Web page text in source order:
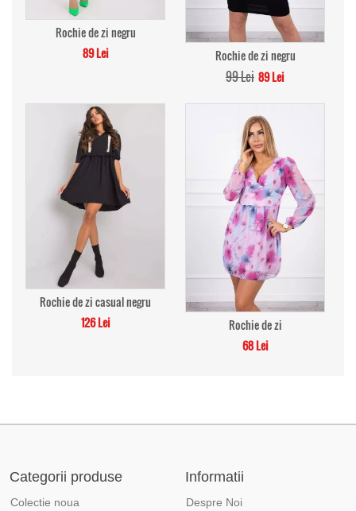
Rochie de zi negru
89 Lei
Rochie de zi negru
99 Lei 89 Lei
Rochie de zi casual negru
126 Lei
Rochie de zi
68 Lei
Categorii produse
Colectie noua
Informatii
Despre Noi